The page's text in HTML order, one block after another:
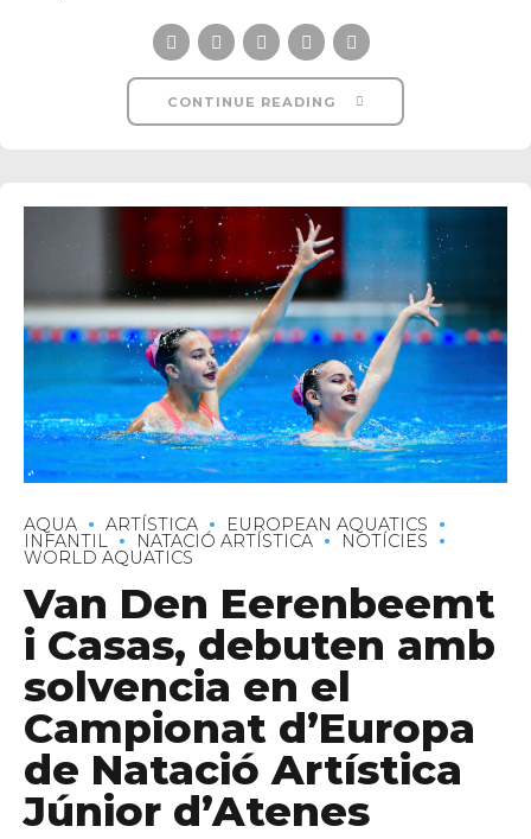
CONTINUE READING
AQUA ARTÍSTICA EUROPEAN AQUATICS
INFANTIL NATACIÓ ARTÍSTICA NOTÍCIES
WORLD AQUATICS
Van Den Eerenbeemt
i Casas, debuten amb
solvencia en el
Campionat d’Europa
de Natació Artística
Júnior d’Atenes